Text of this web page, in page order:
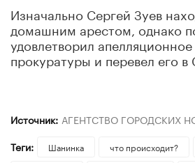
Изначально Сергей Зуев
домашним арестом, однако
удовлетворил
прокуратуры и перевел его
Источник: АГЕНТСТВО ГОРОДСКИХ
Теги:
Шанинка что происходит?